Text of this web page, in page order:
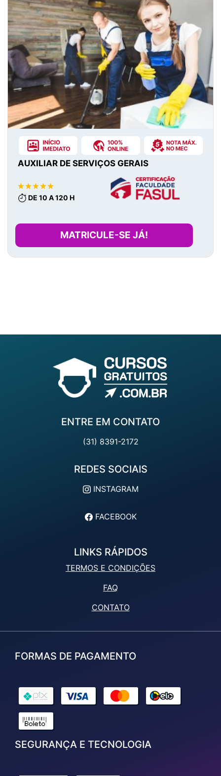
AUXILIAR DE SERVIÇOS GERAIS
DE 10 A 120 H
MATRICULE-SE JÁ!
ENTRE EM CONTATO
(31) 8391-2172
REDES SOCIAIS
INSTAGRAM
FACEBOOK
LINKS RÁPIDOS
TERMOS E CONDIÇÕES
FAQ
CONTATO
FORMAS DE PAGAMENTO
SEGURANÇA E TECNOLOGIA